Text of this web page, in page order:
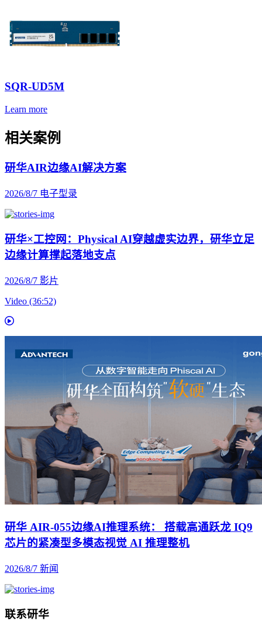
SQR-UD5M
Learn more
相关案例
研华AIR边缘AI解决方案
2026/8/7 电子型录
研华×工控网：Physical AI穿越虚实边界，研华立足
边缘计算撑起落地支点
2026/8/7 影片
Video (36:52)
研华 AIR-055边缘AI推理系统： 搭载高通跃龙 IQ9
芯片的紧凑型多模态视觉 AI 推理整机
2026/8/7 新闻
联系研华